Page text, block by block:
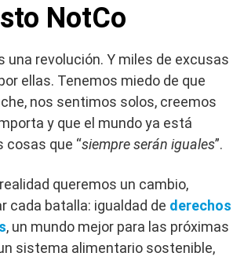
NotCo
una revolución. Y miles de excusas
ellas. Tenemos miedo de que
nos sentimos solos, creemos
y que el mundo ya está
cosas que “siempre serán iguales”.
queremos un cambio,
cada batalla: igualdad de derechos
, un mundo mejor para las próximas
sistema alimentario sostenible,